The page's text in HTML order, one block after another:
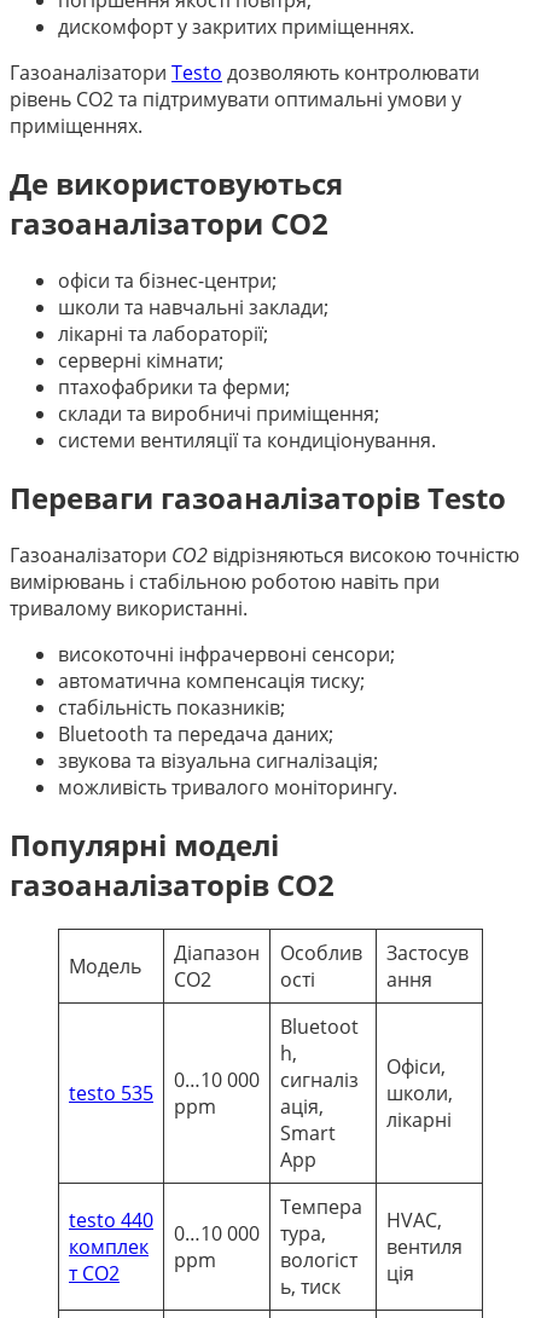
дискомфорт у закритих приміщеннях.
Газоаналізатори Testo дозволяють контролювати
рівень CO2 та підтримувати оптимальні умови у
приміщеннях.
Де використовуються
газоаналізатори CO2
офіси та бізнес-центри;
школи та навчальні заклади;
лікарні та лабораторії;
серверні кімнати;
птахофабрики та ферми;
склади та виробничі приміщення;
системи вентиляції та кондиціонування.
Переваги газоаналізаторів Testo
Газоаналізатори CO2 відрізняються високою точністю
вимірювань і стабільною роботою навіть при
тривалому використанні.
високоточні інфрачервоні сенсори;
автоматична компенсація тиску;
стабільність показників;
Bluetooth та передача даних;
звукова та візуальна сигналізація;
можливість тривалого моніторингу.
Популярні моделі
газоаналізаторів CO2
Модель
Діапазон
CO2
Особлив
ості
Застосув
ання
testo 535
0…10 000
ppm
Bluetoot
h,
сигналіз
ація,
Smart
App
Офіси,
школи,
лікарні
testo 440
комплек
т CO2
0…10 000
ppm
Темпера
тура,
вологіст
ь, тиск
HVAC,
вентиля
ція